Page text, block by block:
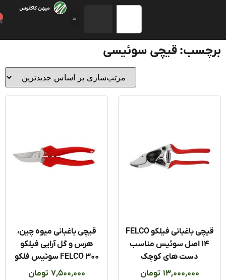
قیچی سوئیسی
قیچی باغبانی فیلکو FELCO
14 اصل سوئیس مناسب
دست های کوچک
13,000,000 تومان
قیچی باغبانی میوه چین،
هرس و گل آرایی فیلکو
FELCO 300 سوئیس فلکو
7,500,000 تومان